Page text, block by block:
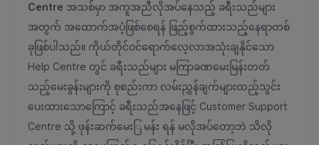
Centre အသစ်မှာ အကူအညီလိုအပ်နေသည့် ခရီးသည်များ
အတွက် အထောက်အပံ့ဖြစ်စေရန် ဖြည့်စွက်ထားသည့်နေရာတစ်
ခုဖြစ်ပါသည်။ ကိုယ်တိုင်ဝင်ရောက်လေ့လာအသုံးချနိုင်သော
Help Centre တွင် ခရီးသည်များ မကြာခဏမေးမြန်းတတ်
သည့်မေးခွန်းများကို စုစည်းကာ လမ်းညွှန်ချက်များထည့်သွင်း
ပေးထားသောကြောင့် ခရီးသည်အနေဖြင့် Customer Support
Centre သို့ ဖုန်းဆက်မေးြ မန်း ရန် မလိုအပ်တော့ဘဲ သိလို